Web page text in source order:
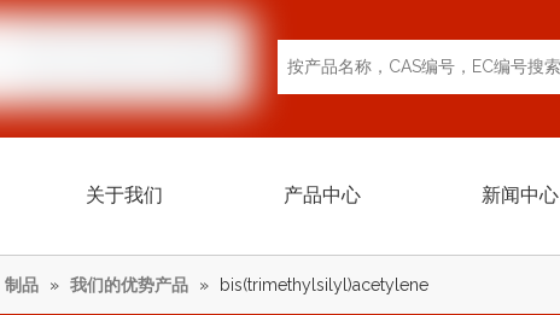
关于我们 产品中心 新闻中心
制品 » 我们的优势产品 » bis(trimethylsilyl)acetylene